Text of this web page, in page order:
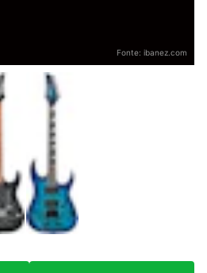
Fonte: ibanez.com